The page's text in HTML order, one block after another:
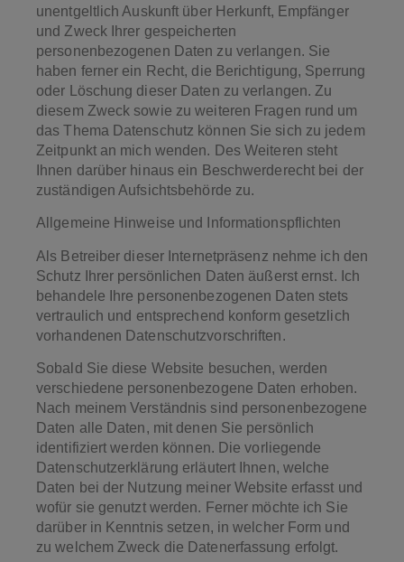
unentgeltlich Auskunft über Herkunft, Empfänger
und Zweck Ihrer gespeicherten
personenbezogenen Daten zu verlangen. Sie
haben ferner ein Recht, die Berichtigung, Sperrung
oder Löschung dieser Daten zu verlangen. Zu
diesem Zweck sowie zu weiteren Fragen rund um
das Thema Datenschutz können Sie sich zu jedem
Zeitpunkt an mich wenden. Des Weiteren steht
Ihnen darüber hinaus ein Beschwerderecht bei der
zuständigen Aufsichtsbehörde zu.
Allgemeine Hinweise und Informationspflichten
Als Betreiber dieser Internetpräsenz nehme ich den
Schutz Ihrer persönlichen Daten äußerst ernst. Ich
behandele Ihre personenbezogenen Daten stets
vertraulich und entsprechend konform gesetzlich
vorhandenen Datenschutzvorschriften.
Sobald Sie diese Website besuchen, werden
verschiedene personenbezogene Daten erhoben.
Nach meinem Verständnis sind personenbezogene
Daten alle Daten, mit denen Sie persönlich
identifiziert werden können. Die vorliegende
Datenschutzerklärung erläutert Ihnen, welche
Daten bei der Nutzung meiner Website erfasst und
wofür sie genutzt werden. Ferner möchte ich Sie
darüber in Kenntnis setzen, in welcher Form und
zu welchem Zweck die Datenerfassung erfolgt.